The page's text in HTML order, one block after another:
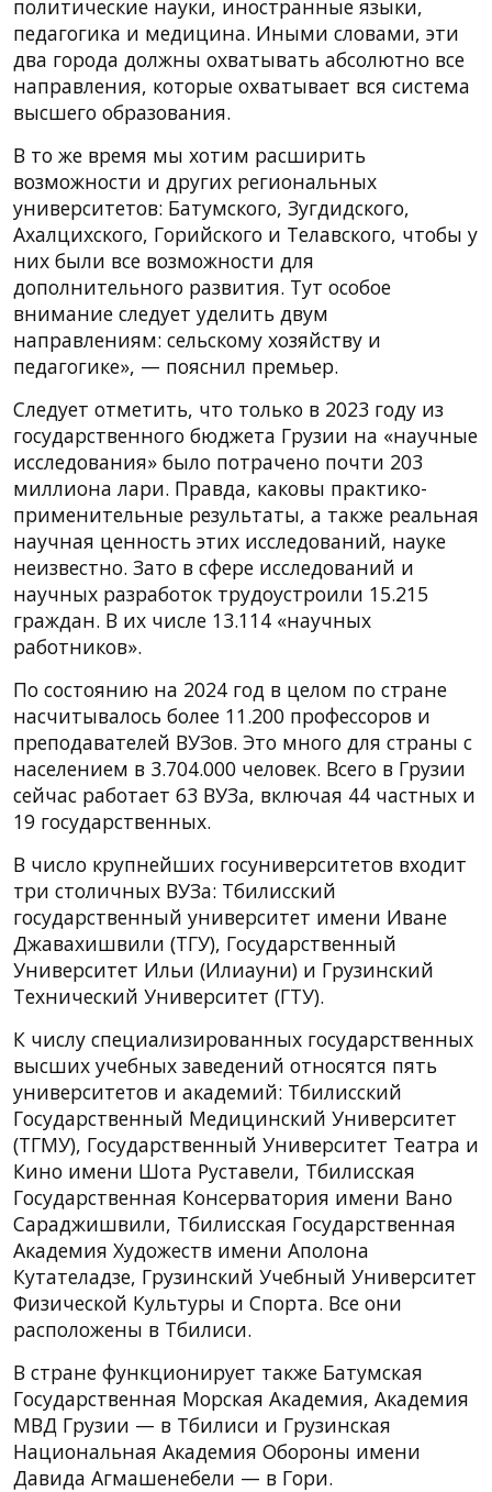
политические науки, иностранные языки,
педагогика и медицина. Иными словами, эти
два города должны охватывать абсолютно все
направления, которые охватывает вся система
высшего образования.
В то же время мы хотим расширить
возможности и других региональных
университетов: Батумского, Зугдидского,
Ахалцихского, Горийского и Телавского, чтобы у
них были все возможности для
дополнительного развития. Тут особое
внимание следует уделить двум
направлениям: сельскому хозяйству и
педагогике», — пояснил премьер.
Следует отметить, что только в 2023 году из
государственного бюджета Грузии на «научные
исследования» было потрачено почти 203
миллиона лари. Правда, каковы практико-
применительные результаты, а также реальная
научная ценность этих исследований, науке
неизвестно. Зато в сфере исследований и
научных разработок трудоустроили 15.215
граждан. В их числе 13.114 «научных
работников».
По состоянию на 2024 год в целом по стране
насчитывалось более 11.200 профессоров и
преподавателей ВУЗов. Это много для страны с
населением в 3.704.000 человек. Всего в Грузии
сейчас работает 63 ВУЗа, включая 44 частных и
19 государственных.
В число крупнейших госуниверситетов входит
три столичных ВУЗа: Тбилисский
государственный университет имени Иване
Джавахишвили (ТГУ), Государственный
Университет Ильи (Илиауни) и Грузинский
Технический Университет (ГТУ).
К числу специализированных государственных
высших учебных заведений относятся пять
университетов и академий: Тбилисский
Государственный Медицинский Университет
(ТГМУ), Государственный Университет Театра и
Кино имени Шота Руставели, Тбилисская
Государственная Консерватория имени Вано
Сараджишвили, Тбилисская Государственная
Академия Художеств имени Аполона
Кутателадзе, Грузинский Учебный Университет
Физической Культуры и Спорта. Все они
расположены в Тбилиси.
В стране функционирует также Батумская
Государственная Морская Академия, Академия
МВД Грузии — в Тбилиси и Грузинская
Национальная Академия Обороны имени
Давида Агмашенебели — в Гори.